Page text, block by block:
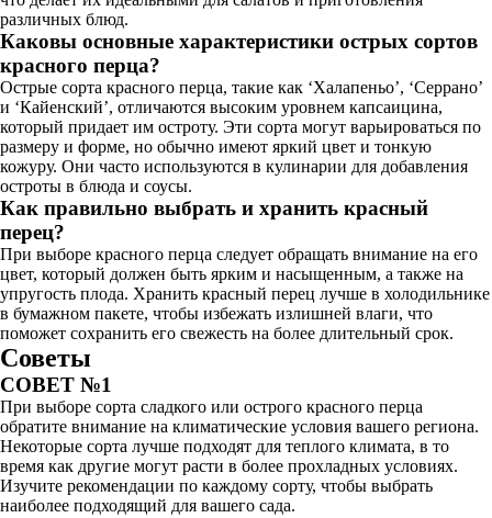
различных блюд.
Каковы основные характеристики острых сортов
красного перца?
Острые сорта красного перца, такие как ‘Халапеньо’, ‘Серрано’
и ‘Кайенский’, отличаются высоким уровнем капсаицина,
который придает им остроту. Эти сорта могут варьироваться по
размеру и форме, но обычно имеют яркий цвет и тонкую
кожуру. Они часто используются в кулинарии для добавления
остроты в блюда и соусы.
Как правильно выбрать и хранить красный
перец?
При выборе красного перца следует обращать внимание на его
цвет, который должен быть ярким и насыщенным, а также на
упругость плода. Хранить красный перец лучше в холодильнике
в бумажном пакете, чтобы избежать излишней влаги, что
поможет сохранить его свежесть на более длительный срок.
Советы
СОВЕТ №1
При выборе сорта сладкого или острого красного перца
обратите внимание на климатические условия вашего региона.
Некоторые сорта лучше подходят для теплого климата, в то
время как другие могут расти в более прохладных условиях.
Изучите рекомендации по каждому сорту, чтобы выбрать
наиболее подходящий для вашего сада.